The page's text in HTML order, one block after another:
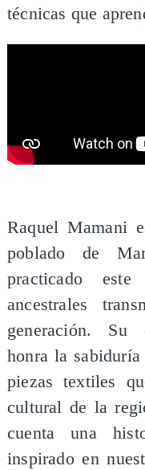
técnicas que
​Raquel Mamani
poblado de
practicado
ancestrales
generación. Su
honra la sabiduría
piezas textiles
cultural de la
cuenta una
inspirado en